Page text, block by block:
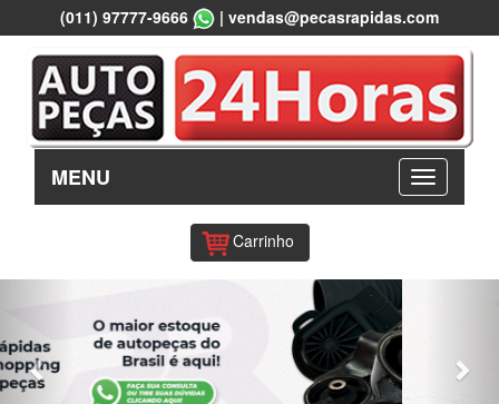
(011) 97777-9666 | vendas@pecasrapidas.com
MENU
Carrinho